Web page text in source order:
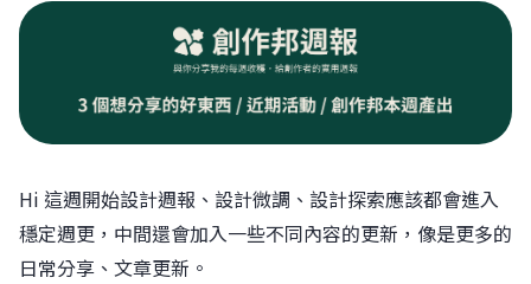
Hi 這週開始設計週報、設計微調、設計探索應該都會進入
穩定週更，中間還會加入一些不同內容的更新，像是更多的
日常分享、文章更新。